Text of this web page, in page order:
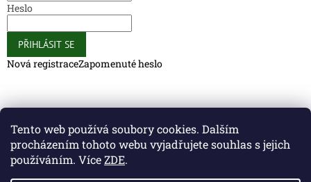
Tento web používá soubory cookies. Dalším
procházením tohoto webu vyjadřujete souhlas s jejich
používáním. VíceZDE.
Heslo
PŘIHLÁSIT SE
Nová registraceZapomenuté heslo